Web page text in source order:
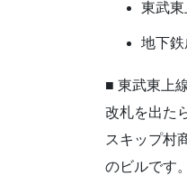
東武
地下
■ 東武東上
改札を出た
スキップ村
のビルです。